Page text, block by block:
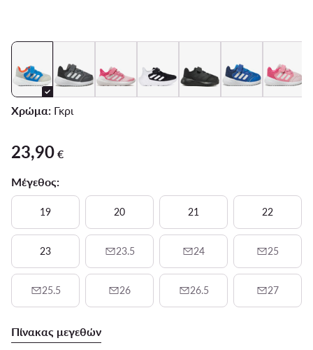
Χρώμα: Γκρι
23,90 €
23,90 €
Μέγεθος:
19 20 21 22
23 23.5 24 25
25.5 26 26.5 27
Πίνακας μεγεθών